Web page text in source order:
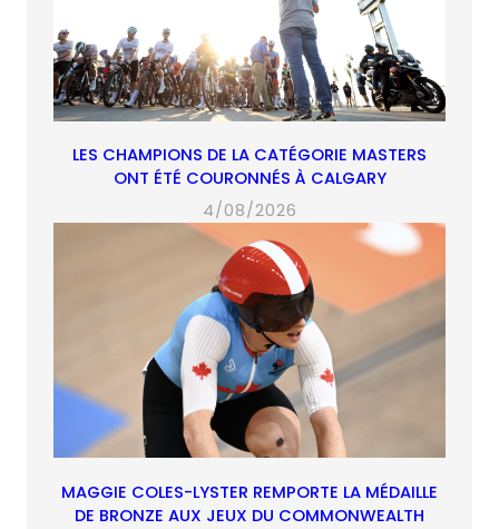
LES CHAMPIONS DE LA CATÉGORIE MASTERS
ONT ÉTÉ COURONNÉS À CALGARY
4/08/2026
MAGGIE COLES-LYSTER REMPORTE LA MÉDAILLE
DE BRONZE AUX JEUX DU COMMONWEALTH